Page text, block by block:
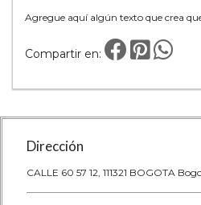
Agregue aquí algún texto que crea
Compartir en:
Dirección
CALLE 60 57 12, 111321 BOGOTA